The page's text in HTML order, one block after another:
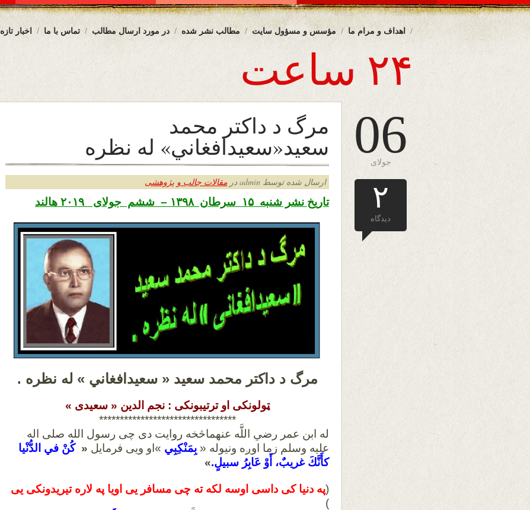
اخبار تازه تماس با ما در مورد ارسال مطالب مطالب نشر شده مؤسس و مسؤول سایت اهداف و مرام ما
۲۴ ساعت
06
جولای
۲
دیدگاه
مرگ د داکتر محمد
سعيد«سعيدافغاني» له نظره
ارسال شده توسط admin در مقالات جالب و پژوهشی
تاریخ نشر شنبه ۱۵ سرطان ۱۳۹۸ – ششم جولای ۲۰۱۹ هالند
مرگ د داکتر محمد سعيد « سعيدافغاني » له نظره .
ټولونکی او ترتیبونکی : نجم الدین « سعیدی »
******************************
***
له ابن عمر رضي اللَّه عنهماڅخه روایت دی چی رسول الله صلی اله
علیه وسلم زما اوږه ونیوله « بِمَنْكِبِي »او ویی فرمایل «كُنْ في الدُّنْيا
كأَنَّكَ غريبٌ، أَوْ عَابِرُ سبيلٍ.»
(په دنیا کی داسی اوسه لکه ته چی مسافر یی اویا په لاره تیریدونکی یی
)